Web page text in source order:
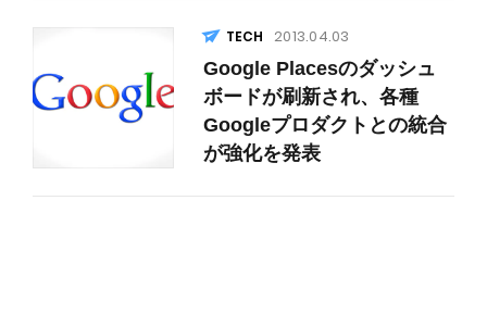
2013.04.03
Google Placesのダッシュ
ボードが刷新され、各種
Googleプロダクトとの統合
が強化を発表